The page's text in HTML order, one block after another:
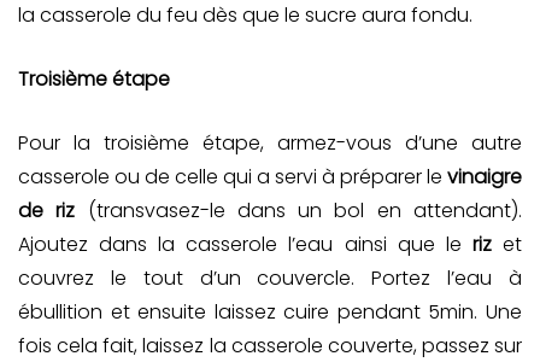
la casserole du feu dès que le sucre aura fondu.
Troisième étape
Pour la troisième étape, armez-vous d’une autre
casserole ou de celle qui a servi à préparer le vinaigre
de riz (transvasez-le dans un bol en attendant).
Ajoutez dans la casserole l’eau ainsi que le rizet
couvrez le tout d’un couvercle. Portez l’eau à
ébullition et ensuite laissez cuire pendant 5min. Une
fois cela fait, laissez la casserole couverte, passez sur